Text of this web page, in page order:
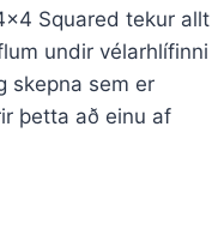
Squared tekur allt
undir vélarhlífinni
skepna sem er
þetta að einu af